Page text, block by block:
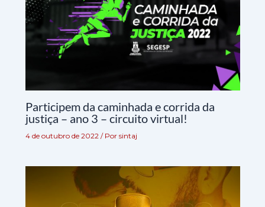
Participem da caminhada e corrida da
justiça – ano 3 – circuito virtual!
4 de outubro de 2022 / Por sintaj